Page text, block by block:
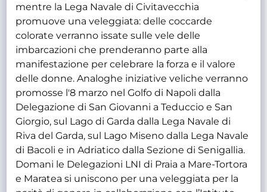
mentre la Lega Navale di Civitavecchia
promuove una veleggiata: delle coccarde
colorate verranno issate sulle vele delle
imbarcazioni che prenderanno parte alla
manifestazione per celebrare la forza e il valore
delle donne. Analoghe iniziative veliche verranno
promosse l'8 marzo nel Golfo di Napoli dalla
Delegazione di San Giovanni a Teduccio e San
Giorgio, sul Lago di Garda dalla Lega Navale di
Riva del Garda, sul Lago Miseno dalla Lega Navale
di Bacoli e in Adriatico dalla Sezione di Senigallia.
Domani le Delegazioni LNI di Praia a Mare-Tortora
e Maratea si uniscono per una veleggiata per la